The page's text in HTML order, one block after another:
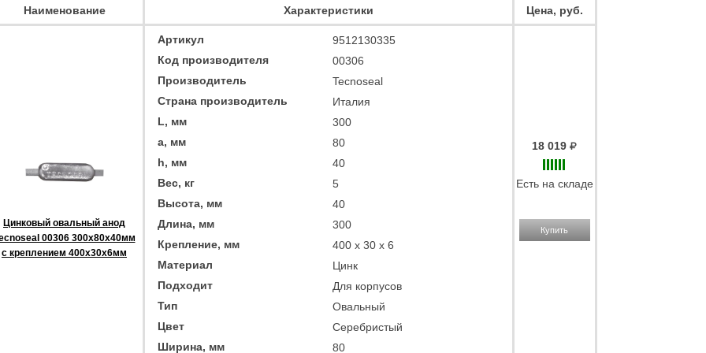
Наименование Характеристики Цена, руб.
Цинковый овальный анод
00306 300x80х40мм
с креплением 400х30х6мм
Артикул
9512130335
Код производителя
00306
Производитель
Tecnoseal
Страна производитель
Италия
L, мм
300
a, мм
80
h, мм
40
Вес, кг
5
Высота, мм
40
Длина, мм
300
Крепление, мм
400 x 30 x 6
Материал
Цинк
Подходит
Для корпусов
Тип
Овальный
Цвет
Серебристый
Ширина, мм
80
18 019
Есть на складе
Купить